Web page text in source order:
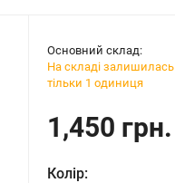
Основний склад:
На складі залишилась
тільки 1 одиниця
1,450 грн.
Колір: